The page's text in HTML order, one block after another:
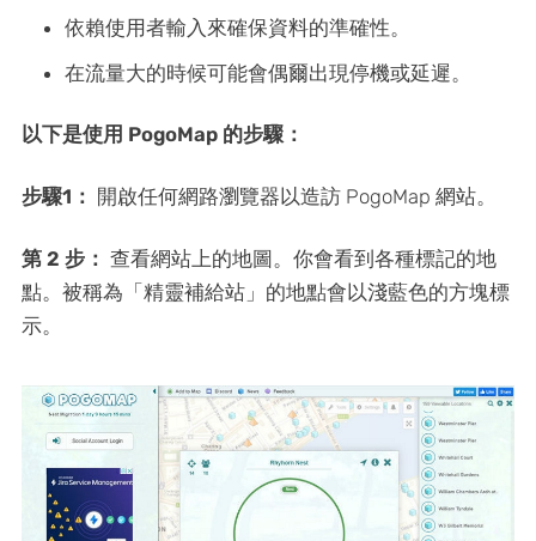
依賴使用者輸入來確保資料的準確性。
在流量大的時候可能會偶爾出現停機或延遲。
以下是使用 PogoMap 的步驟：
步驟1： 開啟任何網路瀏覽器以造訪 PogoMap 網站。
第 2 步： 查看網站上的地圖。你會看到各種標記的地
點。被稱為「精靈補給站」的地點會以淺藍色的方塊標
示。